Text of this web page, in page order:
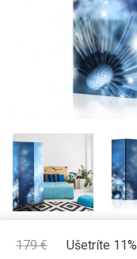
179€ Ušetríte 11%